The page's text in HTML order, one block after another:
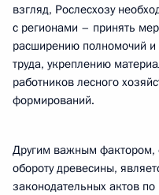
взгляд, Рослесхозу
с регионами – принять
расширению полномочий и
труда, укреплению
работников лесного
формирований.
Другим важным фактором,
обороту древесины,
законодательных актов